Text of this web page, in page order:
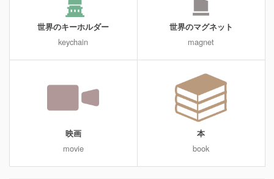
世界のキーホルダー
keychain
世界のマグネット
magnet
映画
movie
本
book